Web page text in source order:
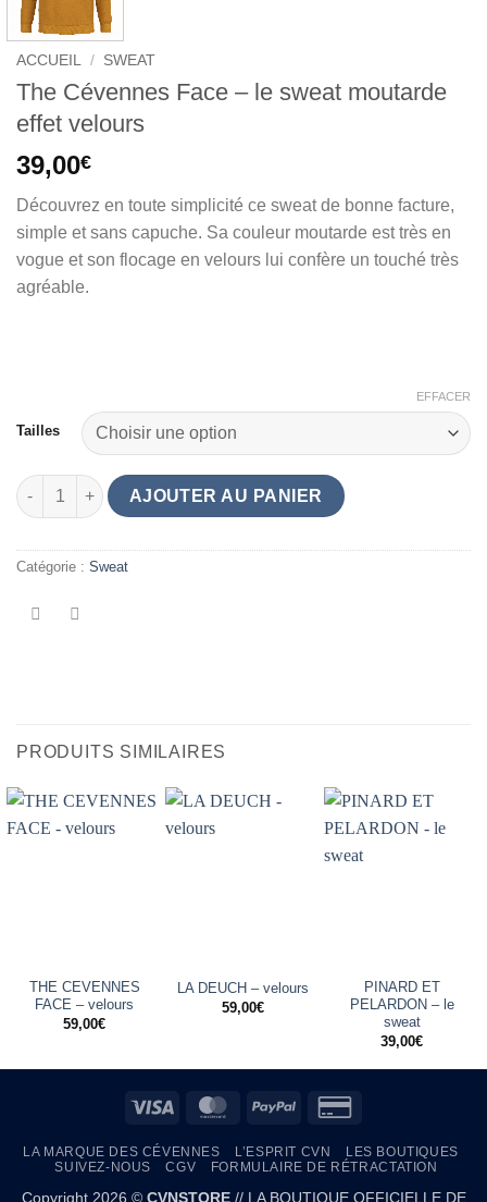
ACCUEIL / SWEAT
The Cévennes Face – le sweat moutarde
effet velours
39,00€
Découvrez en toute simplicité ce sweat de bonne facture,
simple et sans capuche. Sa couleur moutarde est très en
vogue et son flocage en velours lui confère un touché très
agréable.
Tailles
EFFACER
quantité de The Cévennes Face - le sweat moutarde effet
AJOUTER AU PANIER
Catégorie : Sweat
PRODUITS SIMILAIRES
THE CEVENNES
FACE – velours
59,00€
LA DEUCH – velours
59,00€
PINARD ET
PELARDON – le
sweat
39,00€
Visa MasterCardPayPal
2
LA MARQUE DES CÉVENNES L’ESPRIT CVN
LES BOUTIQUES
SUIVEZ-NOUS
CGV FORMULAIRE DE RÉTRACTATION
Copyright 2026 © CVNSTORE// LA BOUTIQUE OFFICIELLE DE